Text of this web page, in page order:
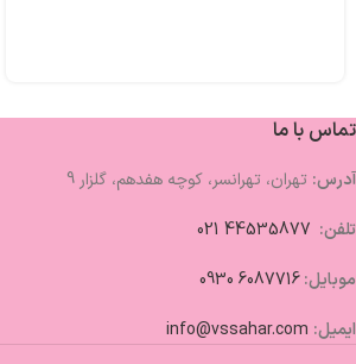
تماس با ما
آدرس: تهران، تهرانسر، کوچه هفدهم، گلزار 9
تلفن:
موبایل:6087716 0930
ایمیل: info@vssahar.com